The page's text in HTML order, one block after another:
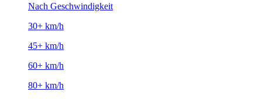
Nach Geschwindigkeit
30+ km/h
45+ km/h
60+ km/h
80+ km/h